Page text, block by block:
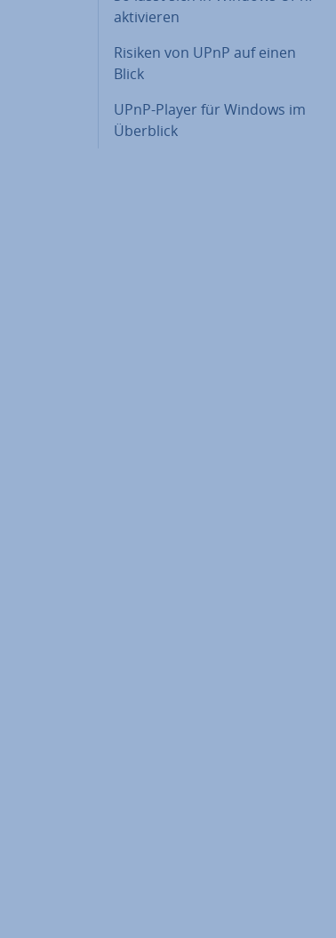
ak­ti­vie­ren
Risiken von UPnP auf einen
Blick
UPnP-Player für Windows im
Überblick